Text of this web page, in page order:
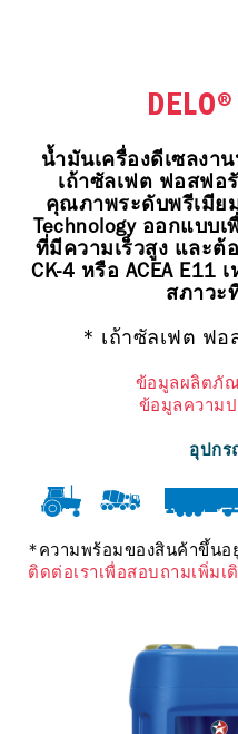
น้ำมันเครื่องดีเซลงา
เถ้าซัลเฟต ฟอสฟอ
คุณภาพระดับพรีเมียม
Technology ออกแบบ
ที่มีความเร็วสูง และต้
CK-4 หรือ ACEA E11
สภาวะ
* เถ้าซัลเฟต ฟ
ข้อมูลผลิตภั
ข้อมูลความ
อุปกร
*ความพร้อมของสินค้าขึ้นอ
ติดต่อเราเพื่อสอบถามเพิ่มเ